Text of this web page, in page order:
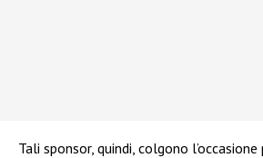
Tali sponsor, quindi, colgono